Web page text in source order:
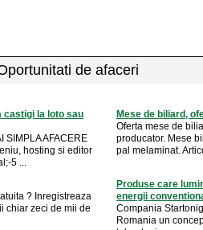
de afaceri
castigi la loto sau
SIMPLA AFACERE
hosting si editor
5 ...
Mese de biliard,
Oferta mese de
producator. Mese
pal melaminat.
? Inregistreaza
chiar zeci de mii de
Produse care
energii
Compania
Romania un